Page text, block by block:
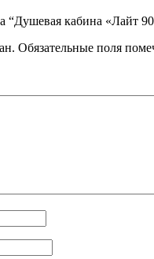
“Душевая кабина «Лайт
Обязательные поля